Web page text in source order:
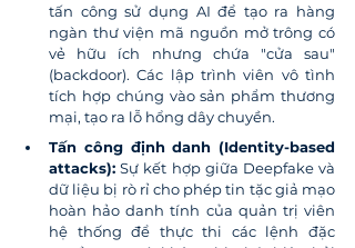
tấn công sử dụng AI để tạo ra hàng
ngàn thư viện mã nguồn mở trông có
vẻ hữu ích nhưng chứa "cửa sau"
(backdoor). Các lập trình viên vô tình
tích hợp chúng vào sản phẩm thương
mại, tạo ra lỗ hổng dây chuyền.
Tấn công định danh (Identity-based
attacks): Sự kết hợp giữa Deepfake và
dữ liệu bị rò rỉ cho phép tin tặc giả mạo
hoàn hảo danh tính của quản trị viên
hệ thống để thực thi các lệnh đặc